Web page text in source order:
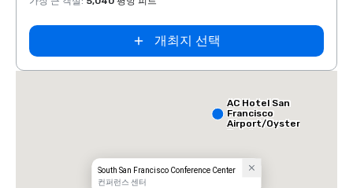
개최지 선택
South San Francisco Conference Center
컨퍼런스 센터
AC Hotel San
Francisco
Airport/Oyster
Point